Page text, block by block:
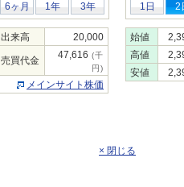
6ヶ月 1年 3年
出来高 20,000
売買代金 47,616 (千
円)
メインサイト株価
1日 2
始値
高値
安値
× 閉じる